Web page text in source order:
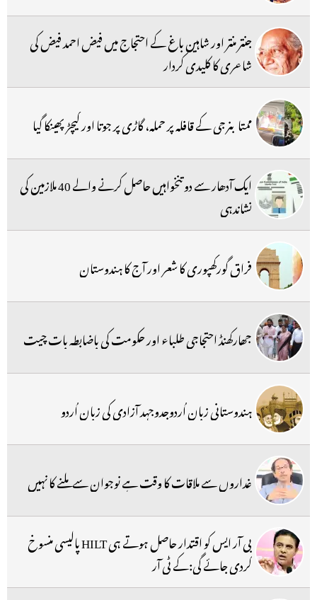
جنتر منتر اور شاہین باغ کے احتجاج میں فیض احمد فیض کی
شاعری کا کلیدی کردار
ممتا بنرجی کے قافلہ پر حملہ، گاڑی پر جوتا اور کیچڑ پھینکا گیا
ایک آدھار سے دو تنخواہیں حاصل کرنے والے 40 ملازمین کی
نشاندہی
فراق گورکھپوری کا شعر اور آج کا ہندوستان
جھارکھنڈ احتجاجی طلباء اور حکومت کی باضابطہ بات چیت
ہندوستانی زبان اُردوجدوجہد آزادی کی زبان اُردو
غداروں سے ملاقات کا وقت ہے نوجوان سے ملنے کا نہیں
بی آر ایس کو اقتدار حاصل ہوتے ہی HILT پالیسی منسوخ
کردی جائے گی:کے ٹی آر